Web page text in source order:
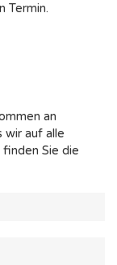
Termin.
an
wir auf alle
Sie die